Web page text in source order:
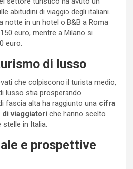
abitudini di viaggio degli italiani.
notte in un hotel o B&B a Roma
euro, mentre a Milano si
euro.
di lusso
che colpiscono il turista medio,
lusso stia prosperando.
fascia alta ha raggiunto una cifra
viaggiatori che hanno scelto
stelle in Italia.
e prospettive